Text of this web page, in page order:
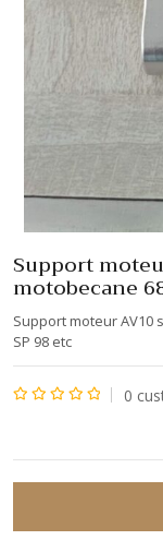
Support
motobecane
Support moteur AV10
SP 98 etc
0